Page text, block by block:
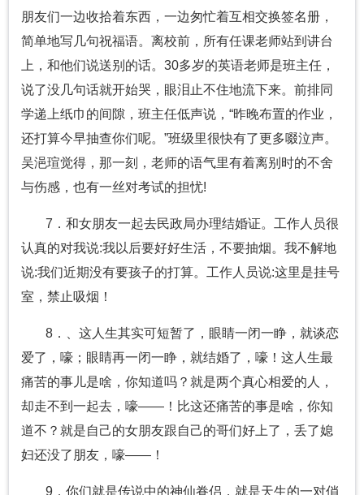
朋友们一边收拾着东西，一边匆忙着互相交换签名册，
简单地写几句祝福语。离校前，所有任课老师站到讲台
上，和他们说送别的话。30多岁的英语老师是班主任，
说了没几句话就开始哭，眼泪止不住地流下来。前排同
学递上纸巾的间隙，班主任低声说，“昨晚布置的作业，
还打算今早抽查你们呢。”班级里很快有了更多啜泣声。
吴浥瑄觉得，那一刻，老师的语气里有着离别时的不舍
与伤感，也有一丝对考试的担忧!
7．和女朋友一起去民政局办理结婚证。工作人员很
认真的对我说:我以后要好好生活，不要抽烟。我不解地
说:我们近期没有要孩子的打算。工作人员说:这里是挂号
室，禁止吸烟！
8．、这人生其实可短暂了，眼睛一闭一睁，就谈恋
爱了，嚎；眼睛再一闭一睁，就结婚了，嚎！这人生最
痛苦的事儿是啥，你知道吗？就是两个真心相爱的人，
却走不到一起去，嚎——！比这还痛苦的事是啥，你知
道不？就是自己的女朋友跟自己的哥们好上了，丢了媳
妇还没了朋友，嚎——！
9．你们就是传说中的神仙眷侣，就是天生的一对俏